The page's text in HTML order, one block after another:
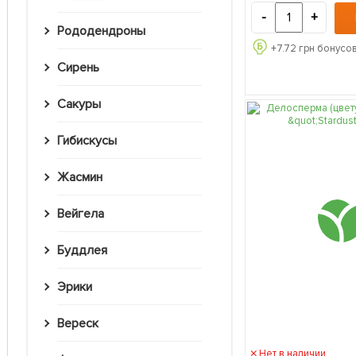
Рододендроны
Сирень
Сакуры
Гибискусы
Жасмин
Вейгела
Буддлея
Эрики
Вереск
- +
+7.72 грн